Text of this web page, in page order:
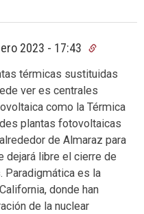
2023 - 17:43
térmicas sustituidas
ver es centrales
como la Térmica
plantas fotovoltaicas
de Almaraz para
dejará libre el cierre de
Paradigmática es la
donde han
de la nuclear